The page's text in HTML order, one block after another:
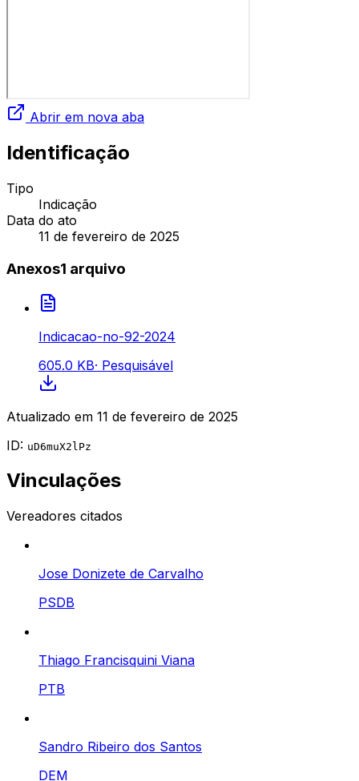
Abrir em nova aba
Identificação
Tipo
Indicação
Data do ato
11 de fevereiro de 2025
Anexos1 arquivo
Indicacao-no-92-2024
605.0 KB· Pesquisável
Atualizado em 11 de fevereiro de 2025
ID: uD6muX2lPz
Vinculações
Vereadores citados
Jose Donizete de Carvalho
PSDB
Thiago Francisquini Viana
PTB
Sandro Ribeiro dos Santos
DEM